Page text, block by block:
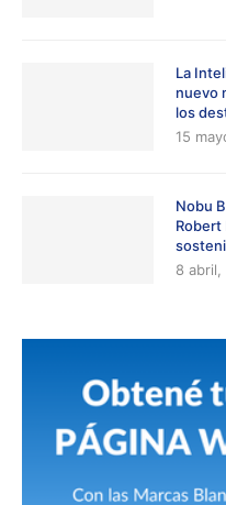
La
nuevo
los
15
Nobu
Robert
8 abril,